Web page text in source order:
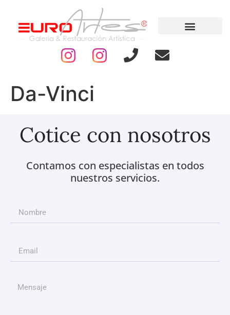
Da-Vinci
Cotice con nosotros
Contamos con especialistas en todos
nuestros servicios.